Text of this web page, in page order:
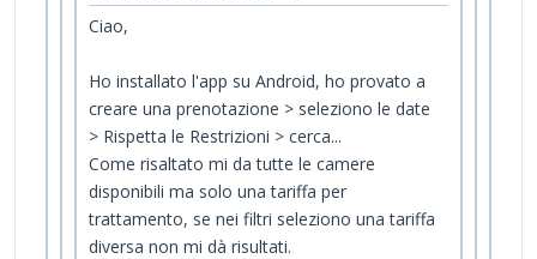
Ciao,
Ho installato l'app su Android, ho provato a
creare una prenotazione > seleziono le date
> Rispetta le Restrizioni > cerca...
Come risaltato mi da tutte le camere
disponibili ma solo una tariffa per
trattamento, se nei filtri seleziono una tariffa
diversa non mi dà risultati.